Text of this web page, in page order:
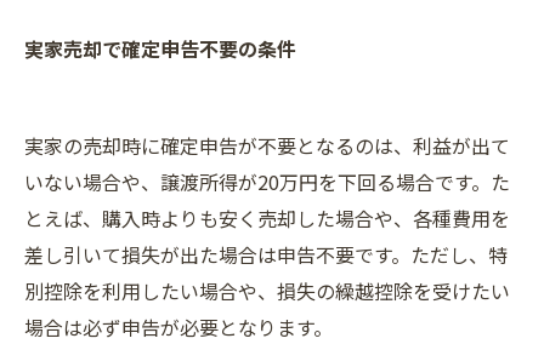
実家売却で確定申告不要の条件
実家の売却時に確定申告が不要となるのは、利益が出て
いない場合や、譲渡所得が20万円を下回る場合です。た
とえば、購入時よりも安く売却した場合や、各種費用を
差し引いて損失が出た場合は申告不要です。ただし、特
別控除を利用したい場合や、損失の繰越控除を受けたい
場合は必ず申告が必要となります。